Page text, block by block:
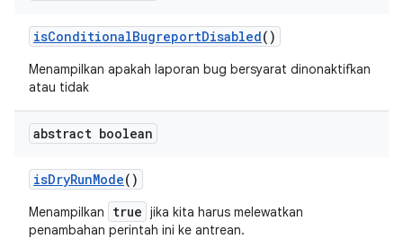
isConditionalBugreportDisabled()
Menampilkan apakah laporan bug bersyarat dinonaktifkan
atau tidak
abstract boolean
isDryRunMode()
Menampilkan true jika kita harus melewatkan
penambahan perintah ini ke antrean.